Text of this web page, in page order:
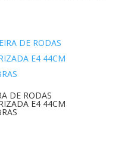
DE RODAS
E4 44CM